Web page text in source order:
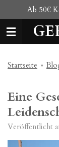
Hauptinhalt
springen
Ab 50€
Startseite »
Eine
Veröffentlicht